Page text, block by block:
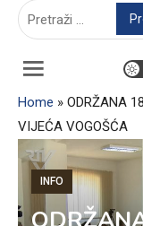
Home » ODRŽANA
VIJEĆA VOGOŠĆA
INFO